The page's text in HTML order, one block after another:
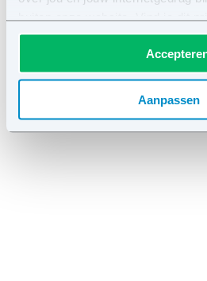
buiten onze website. Vind je dit
'Accepteren'. Wil je eerst meer
cookie- en privacyverklaring.
probleem. Als je wilt weigeren,
functionele en beperkteAanpassen